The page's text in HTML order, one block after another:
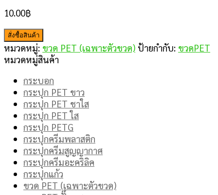
10.00฿
สั่งซื้อสินค้า
หมวดหมู่: ขวด PET (เฉพาะตัวขวด) ป้ายกำกับ: ขวดPET
หมวดหมู่สินค้า
กระบอก
กระปุก PET ขาว
กระปุก PET ชาใส
กระปุก PET ใส
กระปุก PETG
กระปุกครีมพลาสติก
กระปุกครีมสูญญากาศ
กระปุกครีมอะคริลิค
กระปุกแก้ว
ขวด PET (เฉพาะตัวขวด)